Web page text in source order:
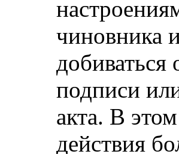
чиновника
подписи
акта. В
действия